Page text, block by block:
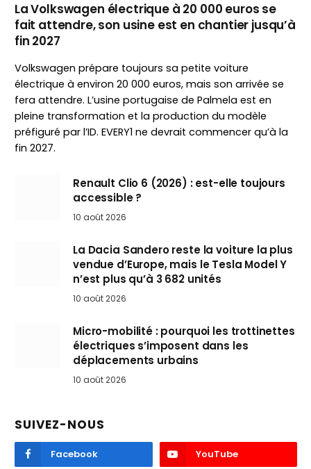
La Volkswagen électrique à 20 000 euros se
fait attendre, son usine est en chantier jusqu’à
fin 2027
Volkswagen prépare toujours sa petite voiture
électrique à environ 20 000 euros, mais son arrivée se
fera attendre. L’usine portugaise de Palmela est en
pleine transformation et la production du modèle
préfiguré par l’ID. EVERY1 ne devrait commencer qu’à la
fin 2027.
Renault Clio 6 (2026) : est-elle toujours
accessible ?
10 août 2026
La Dacia Sandero reste la voiture la plus
vendue d’Europe, mais le Tesla Model Y
n’est plus qu’à 3 682 unités
10 août 2026
Micro-mobilité : pourquoi les trottinettes
électriques s’imposent dans les
déplacements urbains
10 août 2026
SUIVEZ-NOUS
Facebook YouTube